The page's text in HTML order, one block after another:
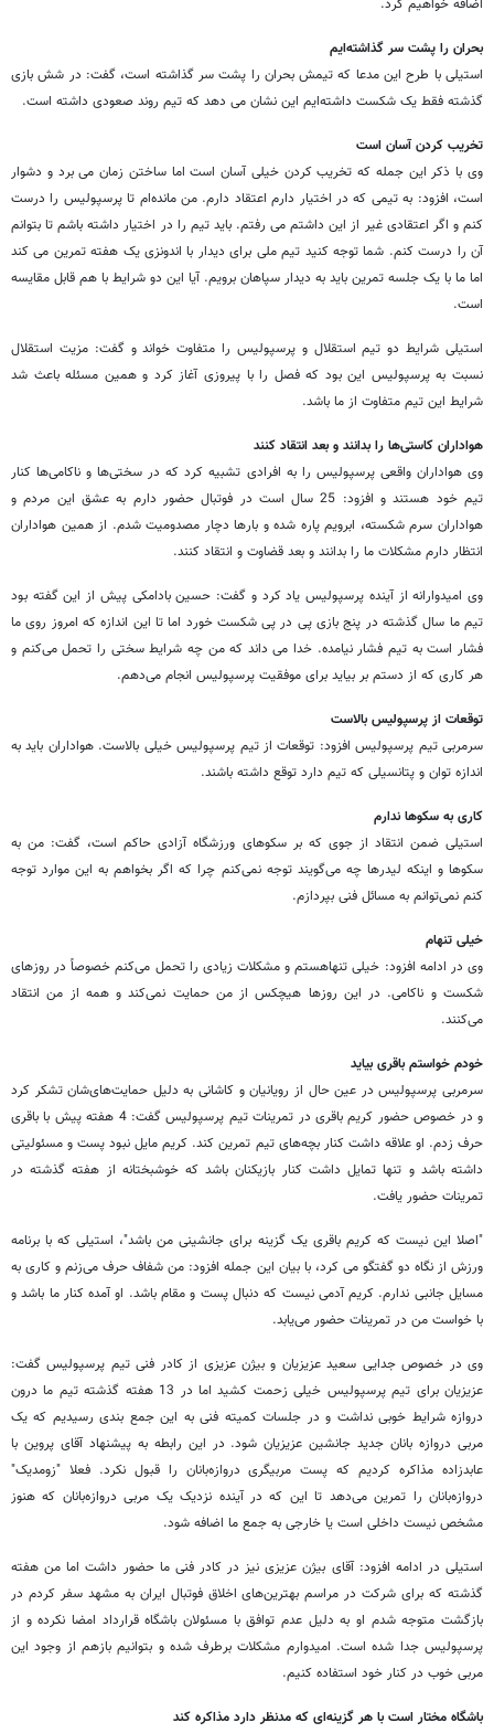
اضافه خواهیم کرد.
بحران را پشت سر گذاشته‌ایم
استیلی با طرح این مدعا که تیمش بحران را پشت سر گذاشته است، گفت: در شش بازی
گذشته فقط یک شکست داشته‌ایم این نشان می دهد که تیم روند صعودی داشته است.
تخریب کردن آسان است
وی با ذکر این جمله که تخریب کردن خیلی آسان است اما ساختن زمان می برد و دشوار
است، افزود: به تیمی که در اختیار دارم اعتقاد دارم. من مانده‌ام تا پرسپولیس را درست
کنم و اگر اعتقادی غیر از این داشتم می رفتم. باید تیم را در اختیار داشته باشم تا بتوانم
آن را درست کنم. شما توجه کنید تیم ملی برای دیدار با اندونزی یک هفته تمرین می کند
اما ما با یک جلسه تمرین باید به دیدار سپاهان برویم. آیا این دو شرایط با هم قابل مقایسه
است.
استیلی شرایط دو تیم استقلال و پرسپولیس را متفاوت خواند و گفت: مزیت استقلال
نسبت به پرسپولیس این بود که فصل را با پیروزی آغاز کرد و همین مسئله باعث شد
شرایط این تیم متفاوت از ما باشد.
هواداران کاستی‌ها را بدانند و بعد انتقاد کنند
وی هواداران واقعی پرسپولیس را به افرادی تشبیه کرد که در سختی‌ها و ناکامی‌ها کنار
تیم خود هستند و افزود: 25 سال است در فوتبال حضور دارم به عشق این مردم و
هواداران سرم شکسته، ابرویم پاره شده و بارها دچار مصدومیت شدم. از همین هواداران
انتظار دارم مشکلات ما را بدانند و بعد قضاوت و انتقاد کنند.
وی امیدوارانه از آینده پرسپولیس یاد کرد و گفت: حسین بادامکی پیش از این گفته بود
تیم ما سال گذشته در پنج بازی پی در پی شکست خورد اما تا این اندازه که امروز روی ما
فشار است به تیم فشار نیامده. خدا می داند که من چه شرایط سختی را تحمل می‌کنم و
هر کاری که از دستم بر بیاید برای موفقیت پرسپولیس انجام می‌دهم.
توقعات از پرسپولیس بالاست
سرمربی تیم پرسپولیس افزود: توقعات از تیم پرسپولیس خیلی بالاست. هواداران باید به
اندازه توان و پتانسیلی که تیم دارد توقع داشته باشند.
کاری به سکوها ندارم
استیلی ضمن انتقاد از جوی که بر سکوهای ورزشگاه آزادی حاکم است، گفت: من به
سکوها و اینکه لیدرها چه می‌گویند توجه نمی‌کنم چرا که اگر بخواهم به این موارد توجه
کنم نمی‌توانم به مسائل فنی بپردازم.
خیلی تنهام
وی در ادامه افزود: خیلی تنهاهستم و مشکلات زیادی را تحمل می‌کنم خصوصاً در روزهای
شکست و ناکامی. در این روزها هیچکس از من حمایت نمی‌کند و همه از من انتقاد
می‌کنند.
خودم خواستم باقری بیاید
سرمربی پرسپولیس در عین حال از رویانیان و کاشانی به دلیل حمایت‌های‌شان تشکر کرد
و در خصوص حضور کریم باقری در تمرینات تیم پرسپولیس گفت: 4 هفته پیش با باقری
حرف زدم. او علاقه داشت کنار بچه‌های تیم تمرین کند. کریم مایل نبود پست و مسئولیتی
داشته باشد و تنها تمایل داشت کنار بازیکنان باشد که خوشبختانه از هفته گذشته در
تمرینات حضور یافت.
"اصلا این نیست که کریم باقری یک گزینه برای جانشینی من باشد"، استیلی که با برنامه
ورزش از نگاه دو گفتگو می کرد، با بیان این جمله افزود: من شفاف حرف می‌زنم و کاری به
مسایل جانبی ندارم. کریم آدمی نیست که دنبال پست و مقام باشد. او آمده کنار ما باشد و
با خواست من در تمرینات حضور می‌یابد.
وی در خصوص جدایی سعید عزیزیان و بیژن عزیزی از کادر فنی تیم پرسپولیس گفت:
عزیزیان برای تیم پرسپولیس خیلی زحمت کشید اما در 13 هفته گذشته تیم ما درون
دروازه شرایط خوبی نداشت و در جلسات کمیته فنی به این جمع بندی رسیدیم که یک
مربی دروازه بانان جدید جانشین عزیزیان شود. در این رابطه به پیشنهاد آقای پروین با
عابدزاده مذاکره کردیم که پست مربیگری دروازه‌بانان را قبول نکرد. فعلا "زومدیک"
دروازه‌بانان را تمرین می‌دهد تا این که در آینده نزدیک یک مربی دروازه‌بانان که هنوز
مشخص نیست داخلی است یا خارجی به جمع ما اضافه شود.
استیلی در ادامه افزود: آقای بیژن عزیزی نیز در کادر فنی ما حضور داشت اما من هفته
گذشته که برای شرکت در مراسم بهترین‌های اخلاق فوتبال ایران به مشهد سفر کردم در
بازگشت متوجه شدم او به دلیل عدم توافق با مسئولان باشگاه قرارداد امضا نکرده و از
پرسپولیس جدا شده است. امیدوارم مشکلات برطرف شده و بتوانیم بازهم از وجود این
مربی خوب در کنار خود استفاده کنیم.
باشگاه مختار است با هر گزینه‌ای که مدنظر دارد مذاکره کند